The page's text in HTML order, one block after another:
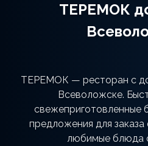
ТЕРЕМОК
ТЕРЕМОК — ресторан с
Всеволожске.
свежеприготовленные
предложения для заказа
любимые блюда